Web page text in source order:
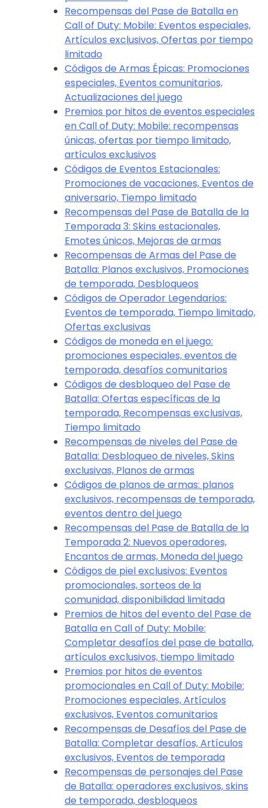
Recompensas del Pase de Batalla en
Call of Duty: Mobile: Eventos especiales,
Artículos exclusivos, Ofertas por tiempo
limitado
Códigos de Armas Épicas: Promociones
especiales, Eventos comunitarios,
Actualizaciones del juego
Premios por hitos de eventos especiales
en Call of Duty: Mobile: recompensas
únicas, ofertas por tiempo limitado,
artículos exclusivos
Códigos de Eventos Estacionales:
Promociones de vacaciones, Eventos de
aniversario, Tiempo limitado
Recompensas del Pase de Batalla de la
Temporada 3: Skins estacionales,
Emotes únicos, Mejoras de armas
Recompensas de Armas del Pase de
Batalla: Planos exclusivos, Promociones
de temporada, Desbloqueos
Códigos de Operador Legendarios:
Eventos de temporada, Tiempo limitado,
Ofertas exclusivas
Códigos de moneda en el juego:
promociones especiales, eventos de
temporada, desafíos comunitarios
Códigos de desbloqueo del Pase de
Batalla: Ofertas específicas de la
temporada, Recompensas exclusivas,
Tiempo limitado
Recompensas de niveles del Pase de
Batalla: Desbloqueo de niveles, Skins
exclusivas, Planos de armas
Códigos de planos de armas: planos
exclusivos, recompensas de temporada,
eventos dentro del juego
Recompensas del Pase de Batalla de la
Temporada 2: Nuevos operadores,
Encantos de armas, Moneda del juego
Códigos de piel exclusivos: Eventos
promocionales, sorteos de la
comunidad, disponibilidad limitada
Premios de hitos del evento del Pase de
Batalla en Call of Duty: Mobile:
Completar desafíos del pase de batalla,
artículos exclusivos, tiempo limitado
Premios por hitos de eventos
promocionales en Call of Duty: Mobile:
Promociones especiales, Artículos
exclusivos, Eventos comunitarios
Recompensas de Desafíos del Pase de
Batalla: Completar desafíos, Artículos
exclusivos, Eventos de temporada
Recompensas de personajes del Pase
de Batalla: operadores exclusivos, skins
de temporada, desbloqueos